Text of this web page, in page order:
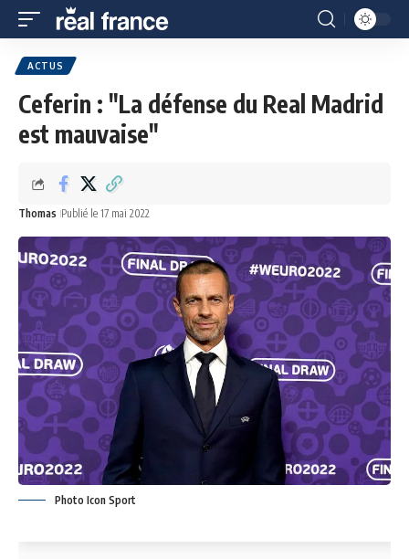
ACTUS
Ceferin : "La défense du Real Madrid
est mauvaise"
Thomas Publié le 17 mai 2022
Photo Icon Sport